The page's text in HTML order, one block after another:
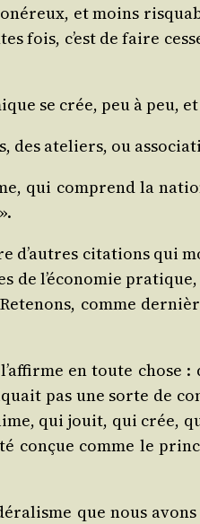
et moins
fois, c’est de faire
se crée, peu à peu,
des ate­liers, ou
qui com­prend la
d’autres cita­tions
de l’é­co­no­mie
comme
en toute
pas une sorte de
qui jouit, qui crée,
conçue comme le
que nous avons